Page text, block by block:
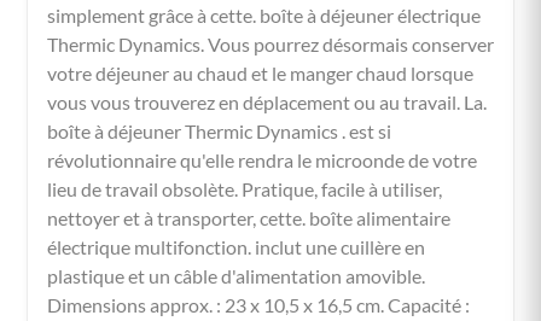
simplement grâce à cette. boîte à déjeuner électrique
Thermic Dynamics. Vous pourrez désormais conserver
votre déjeuner au chaud et le manger chaud lorsque
vous vous trouverez en déplacement ou au travail. La.
boîte à déjeuner Thermic Dynamics . est si
révolutionnaire qu'elle rendra le microonde de votre
lieu de travail obsolète. Pratique, facile à utiliser,
nettoyer et à transporter, cette. boîte alimentaire
électrique multifonction. inclut une cuillère en
plastique et un câble d'alimentation amovible.
Dimensions approx. : 23 x 10,5 x 16,5 cm. Capacité :